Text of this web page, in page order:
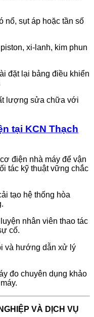
nổ, sụt áp hoặc tần số
xi-lanh, kim phun
đặt lại bảng điều khiển
lượng sửa chữa với
tại KCN Thạch
điện nhà máy để vận
tác kỹ thuật vững chắc
tạo hệ thống hòa
nhân viên thao tác
cố.
và hướng dẫn xử lý
đo chuyên dụng khảo
VÀ DỊCH VỤ